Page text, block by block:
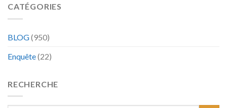
CATÉGORIES
BLOG(950)
Enquête(22)
RECHERCHE